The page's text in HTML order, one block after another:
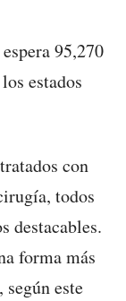
95,270
estados
con
todos
destacables.
forma más
este